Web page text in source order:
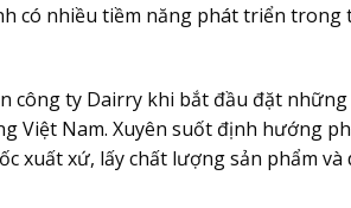
có nhiều tiềm năng phát triển trong
công ty Dairry khi bắt đầu đặt
Việt Nam. Xuyên suốt định hướng
xuất xứ, lấy chất lượng sản phẩm và